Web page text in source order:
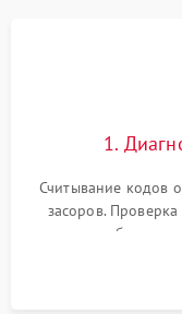
1.
Считывание кодов
засоров.
жалоб на